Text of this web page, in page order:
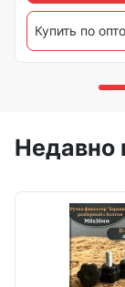
Купить по
Недавно